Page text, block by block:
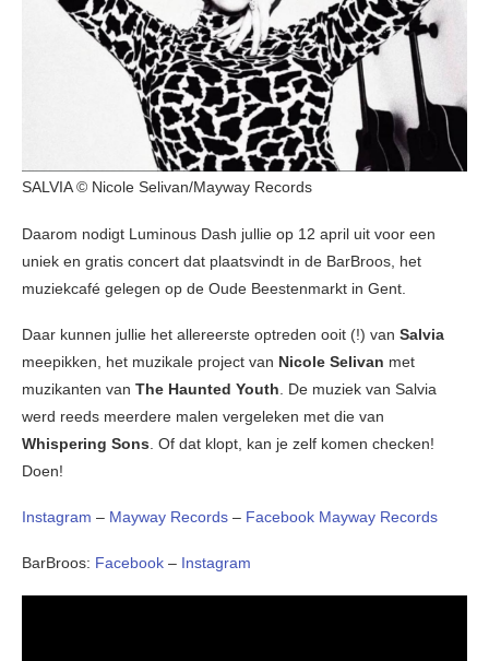
SALVIA © Nicole Selivan/Mayway Records
Daarom nodigt Luminous Dash jullie op 12 april uit voor een
uniek en gratis concert dat plaatsvindt in de BarBroos, het
muziekcafé gelegen op de Oude Beestenmarkt in Gent.
Daar kunnen jullie het allereerste optreden ooit (!) van Salvia
meepikken, het muzikale project van Nicole Selivan met
muzikanten van The Haunted Youth. De muziek van Salvia
werd reeds meerdere malen vergeleken met die van
Whispering Sons. Of dat klopt, kan je zelf komen checken!
Doen!
Instagram – Mayway Records – Facebook Mayway Records
BarBroos: Facebook – Instagram